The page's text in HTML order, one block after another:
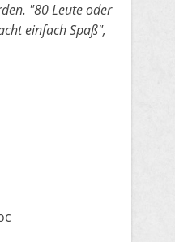
"80 Leute oder
einfach Spaß",